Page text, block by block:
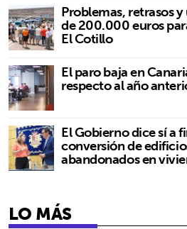
Problemas, retrasos
de 200.000 euros
El Cotillo
El paro baja en
respecto al año
El Gobierno dice sí a
conversión de
abandonados en
LO MÁS